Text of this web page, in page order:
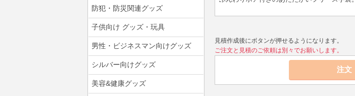
防犯・防災関連グッズ
子供向け グッズ・玩具
男性・ビジネスマン向けグッズ
シルバー向けグッズ
美容&健康グッズ
見積作成後にボタンが押せるようになります。
ご注文と見積のご依頼は別々でお願いします。